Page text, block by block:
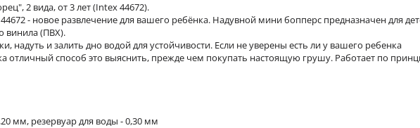
2 вида, от 3 лет (Intex 44672).
- новое развлечение для вашего ребёнка. Надувной мини бопперс предназначен для
винила (ПВХ).
надуть и залить дно водой для устойчивости. Если не уверены есть ли у вашего ребенка
отличный способ это выяснить, прежде чем покупать настоящую грушу. Работает по
мм, резервуар для воды - 0,30 мм